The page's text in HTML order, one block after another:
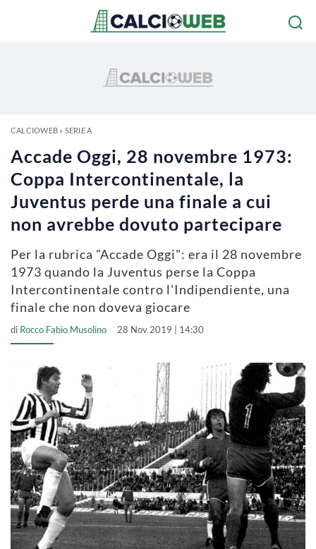
CALCIOWEB» SERIE A
Accade Oggi, 28 novembre 1973:
Coppa Intercontinentale, la
Juventus perde una finale a cui
non avrebbe dovuto partecipare
Per la rubrica "Accade Oggi": era il 28 novembre
1973 quando la Juventus perse la Coppa
Intercontinentale contro l'Indipendiente, una
finale che non doveva giocare
di Rocco Fabio Musolino 28 Nov 2019 | 14:30